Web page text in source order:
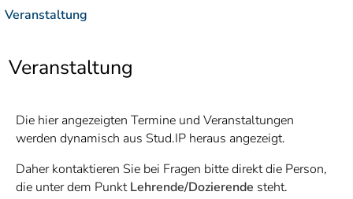
Zielgruppennavigation
springen
Zur
Brotkrumennavigation
7]
Informationen zur
Veranstaltung
Veranstaltung
Die hier angezeigten Termine und Veranstaltungen
werden dynamisch aus Stud.IP heraus angezeigt.
Daher kontaktieren Sie bei Fragen bitte direkt die Person,
die unter dem PunktLehrende/Dozierende steht.